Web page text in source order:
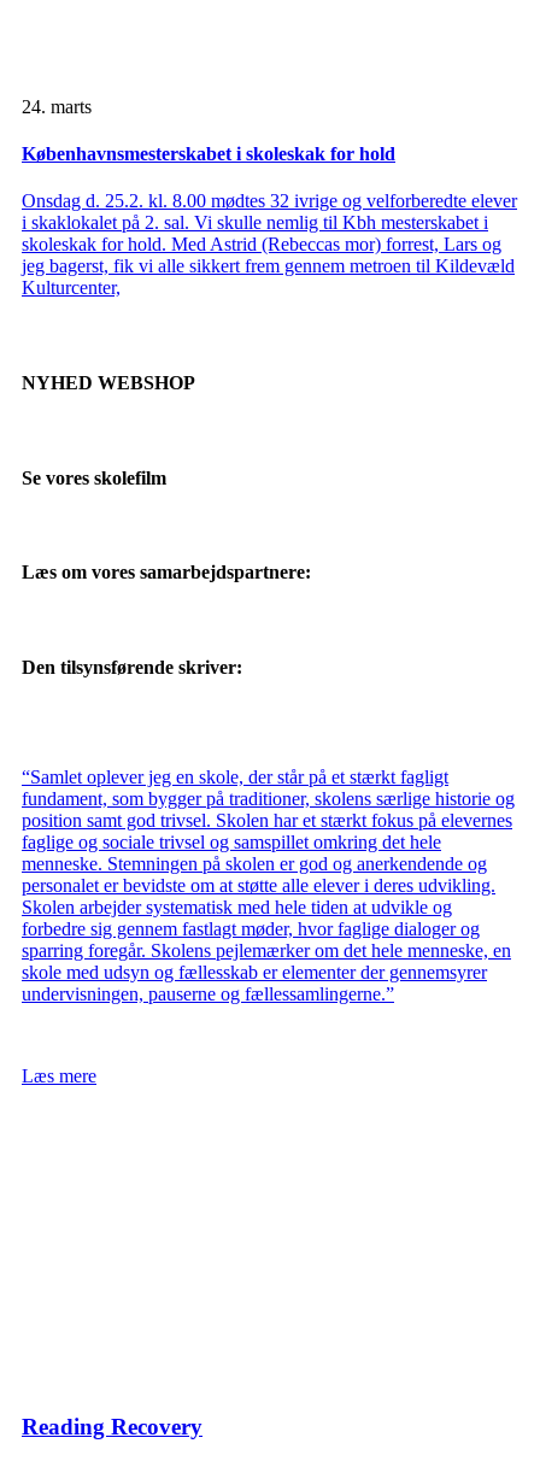
24. marts
Københavnsmesterskabet i skoleskak for hold
Onsdag d. 25.2. kl. 8.00 mødtes 32 ivrige og velforberedte elever
i skaklokalet på 2. sal. Vi skulle nemlig til Kbh mesterskabet i
skoleskak for hold. Med Astrid (Rebeccas mor) forrest, Lars og
jeg bagerst, fik vi alle sikkert frem gennem metroen til Kildevæld
Kulturcenter,
NYHED WEBSHOP
Se vores skolefilm
Læs om vores samarbejdspartnere:
Den tilsynsførende skriver:
“Samlet oplever jeg en skole, der står på et stærkt fagligt
fundament, som bygger på traditioner, skolens særlige historie og
position samt god trivsel. Skolen har et stærkt fokus på elevernes
faglige og sociale trivsel og samspillet omkring det hele
menneske. Stemningen på skolen er god og anerkendende og
personalet er bevidste om at støtte alle elever i deres udvikling.
Skolen arbejder systematisk med hele tiden at udvikle og
forbedre sig gennem fastlagt møder, hvor faglige dialoger og
sparring foregår. Skolens pejlemærker om det hele menneske, en
skole med udsyn og fællesskab er elementer der gennemsyrer
undervisningen, pauserne og fællessamlingerne.”
Læs mere
Reading Recovery